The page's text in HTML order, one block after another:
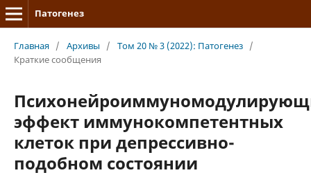
Патогенез
Главная / Архивы / Том 20 № 3 (2022): Патогенез /
Краткие сообщения
эффект иммунокомпетентных
клеток при депрессивно-
подобном состоянии